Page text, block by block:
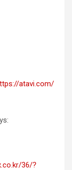
atavi.com/
36/?